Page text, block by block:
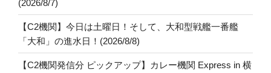
(2026/8/7)
【C2機関】今日は土曜日！そして、大和型戦艦一番艦
「大和」の進水日！(2026/8/8)
【C2機関発信分 ピックアップ】カレー機関 Express in 横